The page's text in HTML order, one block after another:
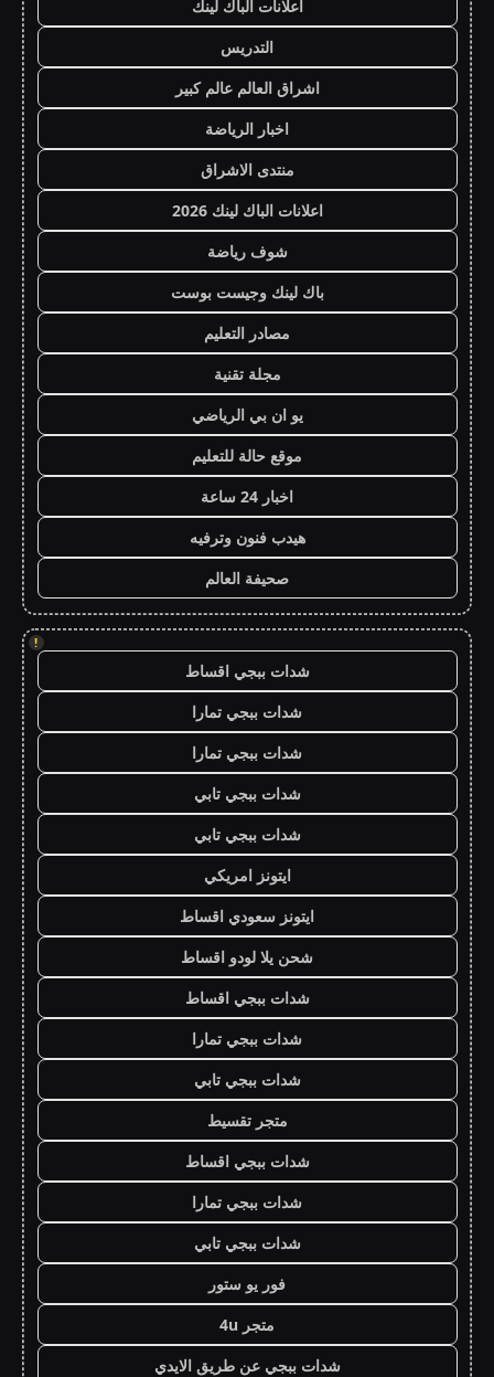
اعلانات الباك لينك
التدريس
اشراق العالم عالم كبير
اخبار الرياضة
منتدى الاشراق
اعلانات الباك لينك 2026
شوف رياضة
باك لينك وجيست بوست
مصادر التعليم
مجلة تقنية
يو ان بي الرياضي
موقع حالة للتعليم
اخبار 24 ساعة
هيدب فنون وترفيه
صحيفة العالم
!
شدات ببجي اقساط
شدات ببجي تمارا
شدات ببجي تمارا
شدات ببجي تابي
شدات ببجي تابي
ايتونز امريكي
ايتونز سعودي اقساط
شحن يلا لودو اقساط
شدات ببجي اقساط
شدات ببجي تمارا
شدات ببجي تابي
متجر تقسيط
شدات ببجي اقساط
شدات ببجي تمارا
شدات ببجي تابي
فور يو ستور
متجر 4u
شدات ببجي عن طريق الايدي